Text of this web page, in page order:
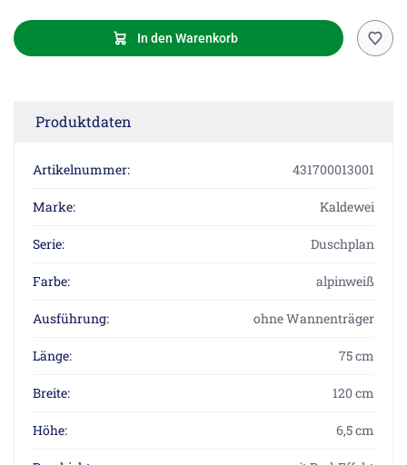
In den Warenkorb
Produktdaten
Artikelnummer: 431700013001
Marke: Kaldewei
Serie: Duschplan
Farbe: alpinweiß
Ausführung: ohne Wannenträger
Länge: 75 cm
Breite: 120 cm
Höhe: 6,5 cm